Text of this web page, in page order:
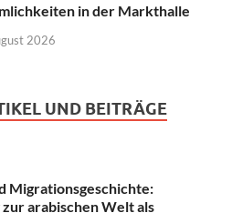
in der Markthalle
2026
UND BEITRÄGE
Migrationsgeschichte:
zur arabischen Welt als